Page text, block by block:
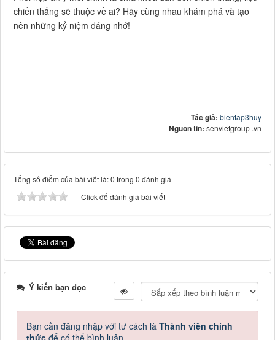
chiến thắng sẽ thuộc về ai? Hãy cùng nhau khám phá và tạo
nên những kỷ niệm đáng nhớ!
Tác giả: bientap3huy
Nguồn tin: senvietgroup .vn
Tổng số điểm của bài viết là: 0 trong 0 đánh giá
Click để đánh giá bài viết
Ý kiến bạn đọc
Bạn cần đăng nhập với tư cách là Thành viên chính